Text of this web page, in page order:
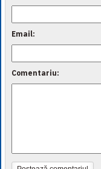
Email:
Comentariu: